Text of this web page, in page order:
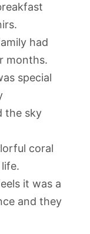
had
months.
special
the sky
coral
it was a
and they